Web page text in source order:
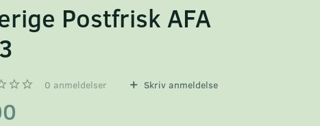
Postfrisk AFA
0 anmeldelser Skriv anmeldelse